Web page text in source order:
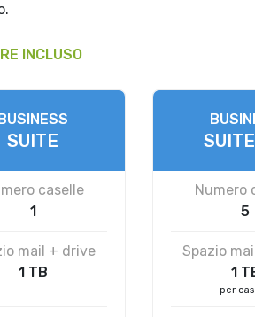
INCLUSO
SUITE
caselle
1
mail + drive
1 TB
SUITE
Numero
5
Spazio
1
per